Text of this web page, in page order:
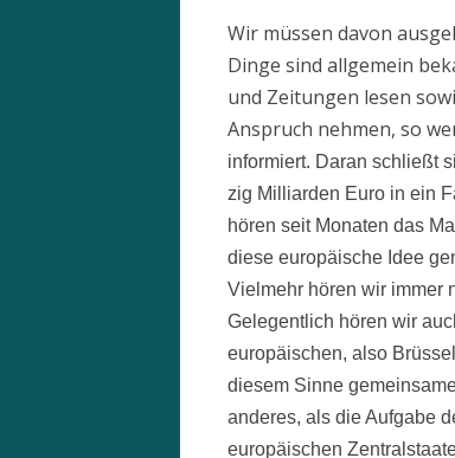
Wir müssen davon
Dinge sind allgemein
und Zeitungen lesen
Anspruch nehmen, so
informiert. Daran schließt
zig Milliarden Euro in ein
hören seit Monaten das
diese europäische Idee
Vielmehr hören wir immer
Gelegentlich hören wir
europäischen, also
diesem Sinne
anderes, als die Aufgabe
europäischen